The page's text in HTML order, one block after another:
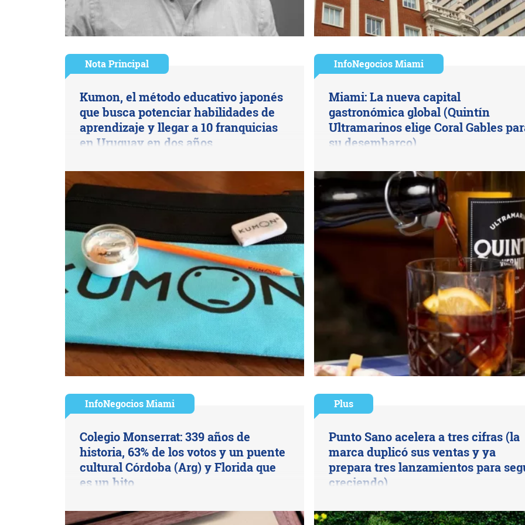
Nota Principal
Kumon, el método educativo japonés
que busca potenciar habilidades de
aprendizaje y llegar a 10 franquicias
en Uruguay en dos años
InfoNegocios Miami
Miami: La nueva capital
gastronómica global (Quintín
Ultramarinos elige Coral Gables
su desembarco)
InfoNegocios Miami
Colegio Monserrat: 339 años de
historia, 63% de los votos y un puente
cultural Córdoba (Arg) y Florida que
es un hito
Plus
Punto Sano acelera a tres cifras (la
marca duplicó sus ventas y ya
prepara tres lanzamientos para
creciendo)